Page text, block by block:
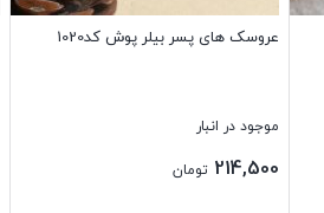
عروسک های پسر بیلر پوش کد1020
موجود در انبار
214,500 تومان